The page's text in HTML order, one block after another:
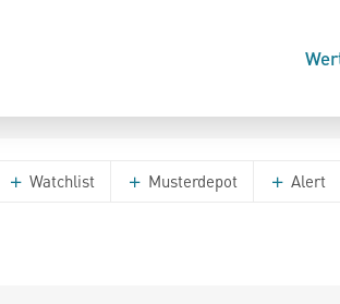
Watchlist Musterdepot Alert